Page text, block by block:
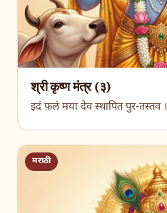
श्री कृष्ण मंत्र (३)
इदं फ़लं मया देव स्थापित पुर-तस्तव ।
मराठी